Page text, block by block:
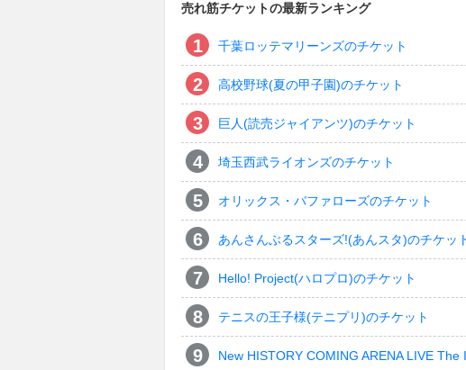
売れ筋チケットの最新ランキング
千葉ロッテマリーンズのチケット
高校野球(夏の甲子園)のチケット
巨人(読売ジャイアンツ)のチケット
埼玉西武ライオンズのチケット
オリックス・バファローズのチケット
あんさんぶるスターズ!(あんスタ)のチケッ
Hello! Project(ハロプロ)のチケット
テニスの王子様(テニプリ)のチケット
New HISTORY COMING ARENA LIVE